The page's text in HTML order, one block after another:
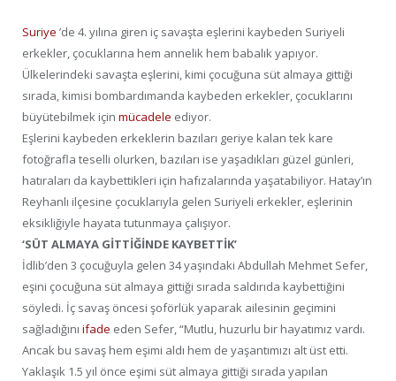
Suriye ’de 4. yılına giren iç savaşta eşlerini kaybeden Suriyeli
erkekler, çocuklarına hem annelik hem babalık yapıyor.
Ülkelerindeki savaşta eşlerini, kimi çocuğuna süt almaya gittiği
sırada, kimisi bombardımanda kaybeden erkekler, çocuklarını
büyütebilmek için mücadele ediyor.
Eşlerini kaybeden erkeklerin bazıları geriye kalan tek kare
fotoğrafla teselli olurken, bazıları ise yaşadıkları güzel günleri,
hatıraları da kaybettikleri için hafızalarında yaşatabiliyor. Hatay’ın
Reyhanlı ilçesine çocuklarıyla gelen Suriyeli erkekler, eşlerinin
eksikliğiyle hayata tutunmaya çalışıyor.
‘SÜT ALMAYA GİTTİĞİNDE KAYBETTİK’
İdlib’den 3 çocuğuyla gelen 34 yaşındaki Abdullah Mehmet Sefer,
eşini çocuğuna süt almaya gittiği sırada saldırıda kaybettiğini
söyledi. İç savaş öncesi şoförlük yaparak ailesinin geçimini
sağladığını ifade eden Sefer, “Mutlu, huzurlu bir hayatımız vardı.
Ancak bu savaş hem eşimi aldı hem de yaşantımızı alt üst etti.
Yaklaşık 1.5 yıl önce eşimi süt almaya gittiği sırada yapılan